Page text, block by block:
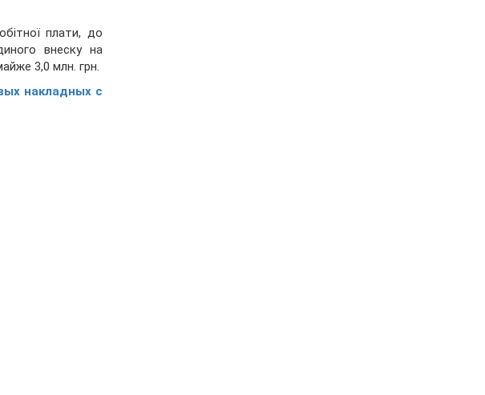
плати, до
внеску на
3,0 млн. грн.
накладных с